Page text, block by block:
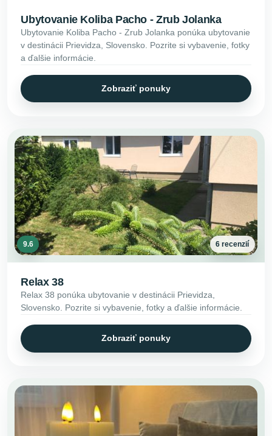
Ubytovanie Koliba Pacho - Zrub Jolanka
Ubytovanie Koliba Pacho - Zrub Jolanka ponúka ubytovanie
v destinácii Prievidza, Slovensko. Pozrite si vybavenie, fotky
a ďalšie informácie.
Zobraziť ponuky
9.6 6 recenzií
Relax 38
Relax 38 ponúka ubytovanie v destinácii Prievidza,
Slovensko. Pozrite si vybavenie, fotky a ďalšie informácie.
Zobraziť ponuky